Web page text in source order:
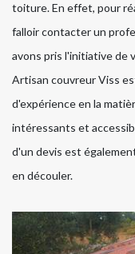
toiture. En effet, pour
falloir contacter un
avons pris l'initiative de
Artisan couvreur Viss
d'expérience en la
intéressants et
d'un devis est
en découler.